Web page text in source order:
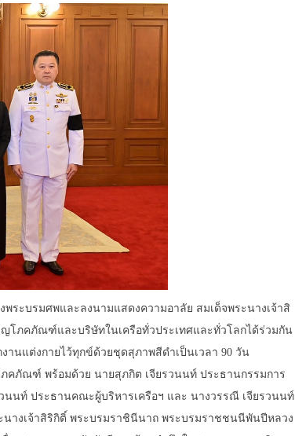
ระบรมศพและลงนามแสดงความอาลัย สมเด็จพระนางเจ้าสิ
โภคภัณฑ์และบริษัทในเครือทั่วประเทศและทั่วโลกได้ร่วมกัน
านแต่งกายไว้ทุกข์ด้วยชุดสุภาพสีดำเป็นเวลา 90 วัน
คภัณฑ์ พร้อมด้วย นายสุภกิต เจียรวนนท์ ประธานกรรมการ
นนท์ ประธานคณะผู้บริหารเครือฯ และ นางวรรณี เจียรวนนท์
างเจ้าสิริกิติ์ พระบรมราชินีนาถ พระบรมราชชนนีพันปีหลวง